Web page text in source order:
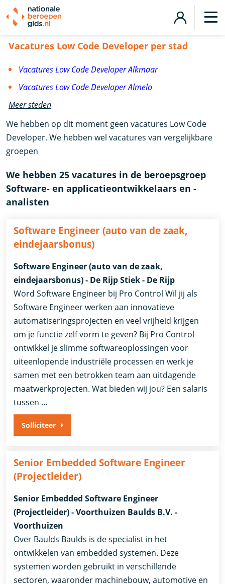
Vacatures Low Code Developer
Vacatures Low Code Developer per stad
Vacatures Low Code Developer Alkmaar
Vacatures Low Code Developer Almelo
Meer steden
We hebben op dit moment geen vacatures Low Code
Developer. We hebben wel vacatures van vergelijkbare
groepen
We hebben 25 vacatures in de beroepsgroep
Software- en applicatieontwikkelaars en -
analisten
Software Engineer (auto van de zaak,
eindejaarsbonus)
Software Engineer (auto van de zaak,
eindejaarsbonus) - De Rijp Stiek - De Rijp
Word Software Engineer bij Pro Control Wil jij als
Software Engineer werken aan innovatieve
automatiseringsprojecten en veel vrijheid krijgen
om je functie zelf vorm te geven? Bij Pro Control
ontwikkel je slimme softwareoplossingen voor
uiteenlopende industriële processen en werk je
samen met een betrokken team aan uitdagende
maatwerkprojecten. Wat bieden wij jou? Een salaris
tussen …
Solliciteer
Senior Embedded Software Engineer
(Projectleider)
Senior Embedded Software Engineer
(Projectleider) - Voorthuizen Baulds B.V. -
Voorthuizen
Over Baulds Baulds is de specialist in het
ontwikkelen van embedded systemen. Deze
systemen worden gebruikt in verschillende
sectoren, waaronder machinebouw, automotive en